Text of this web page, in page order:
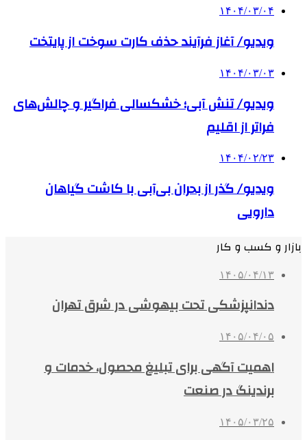
۱۴۰۴/۰۳/۰۴
ویدیو/ آغاز فرآیند حذف کارت سوخت از پایتخت
۱۴۰۴/۰۳/۰۳
ویدیو/ تنش آبی؛ خشکسالی فراگیر و چالش‌های
فراتر از اقلیم
۱۴۰۴/۰۲/۲۳
ویدیو/ گذر از بحران بی‌آبی با کاشت گیاهان
دارویی
بازار و کسب و کار
۱۴۰۵/۰۴/۱۳
دندانپزشکی تحت بیهوشی در شرق تهران
۱۴۰۵/۰۴/۰۵
اهمیت آگهی برای تبلیغ محصول، خدمات و
برندینگ در صنعت
۱۴۰۵/۰۳/۲۵